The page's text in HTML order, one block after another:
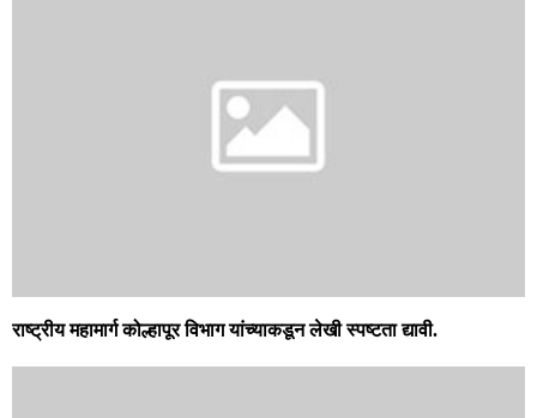
राष्ट्रीय महामार्ग कोल्हापूर विभाग यांच्याकडून लेखी स्पष्टता द्यावी.